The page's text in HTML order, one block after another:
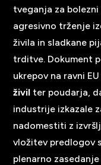
tveganja za
agresivno trženje
živila in sladkane
trditve. Dokument
ukrepov na ravni EU
živil ter poudarja,
industrije izkazale
nadomestiti z
vložitev predlogov
plenarno